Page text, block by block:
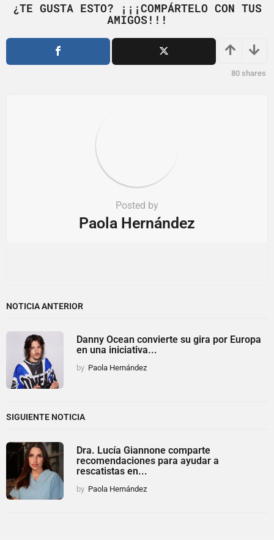
i
o
¿TE GUSTA ESTO? ¡¡¡COMPÁRTELO CON TUS
AMIGOS!!!
80 shares
Posted by
Paola Hernández
NOTICIA ANTERIOR
Danny Ocean convierte su gira por Europa
en una iniciativa...
by Paola Hernández
SIGUIENTE NOTICIA
Dra. Lucía Giannone comparte
recomendaciones para ayudar a
rescatistas en...
by Paola Hernández